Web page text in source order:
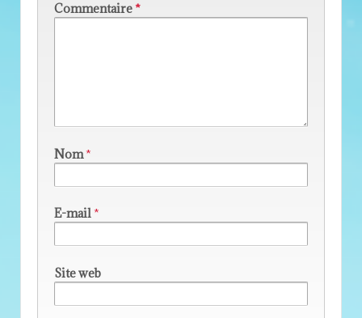
Commentaire*
Nom*
E-mail*
Site web